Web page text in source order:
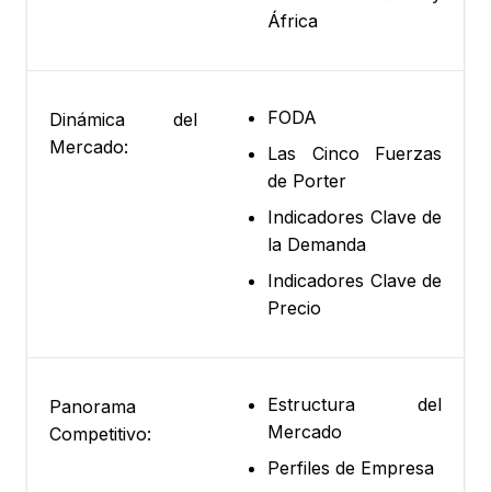
África
Dinámica del
Mercado:
FODA
Las Cinco Fuerzas
de Porter
Indicadores Clave de
la Demanda
Indicadores Clave de
Precio
Panorama
Competitivo:
Estructura del
Mercado
Perfiles de Empresa